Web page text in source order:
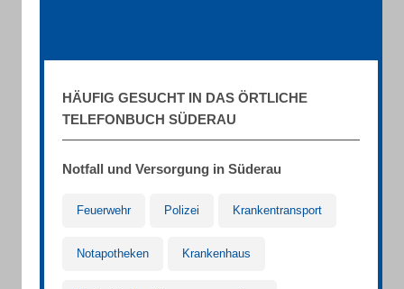
HÄUFIG GESUCHT IN DAS ÖRTLICHE
TELEFONBUCH SÜDERAU
Notfall und Versorgung in Süderau
Feuerwehr Polizei Krankentransport
Notapotheken Krankenhaus